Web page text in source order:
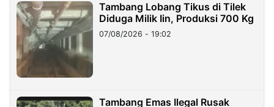
Tambang Lobang Tikus di Tilek
Diduga Milik Iin, Produksi 700 Kg
07/08/2026 - 19:02
Tambang Emas Ilegal Rusak